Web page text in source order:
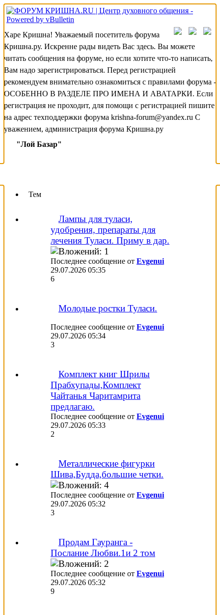
Харе Кришна! Уважаемый посетитель форума
Кришна.ру. Искренне рады видеть Вас здесь. Вы можете
читать сообщения на форуме, но если хотите что-то написать,
Вам надо зарегистрироваться. Перед регистрацией
рекомендуем внимательно ознакомиться с правилами форума -
ОСОБЕННО В РАЗДЕЛЕ ПРО ИМЕНА И АВАТАРКИ. Если
регистрация не проходит, для помощи с регистрацией пишите
на адрес техподдержки форума krishna-forum@yandex.ru С
уважением, администрация форума Кришна.ру
"Лой Базар"
Тем
Лампы для туласи,
удобрения, препараты для
лечения Туласи. Приму в дар.
Последнее сообщение от Evgenui
29.07.2026 05:35
6
Молодые ростки Туласи.
Последнее сообщение от Evgenui
29.07.2026 05:34
3
Комплект книг Шрилы
Прабхупады,Комплект
Чайтанья Чаритамрита
предлагаю.
Последнее сообщение от Evgenui
29.07.2026 05:33
2
Металлические фигурки
Шива,Будда,большие четки.
Последнее сообщение от Evgenui
29.07.2026 05:32
3
Продам Гауранга -
Послание Любви.1и 2 том
Последнее сообщение от Evgenui
29.07.2026 05:32
9